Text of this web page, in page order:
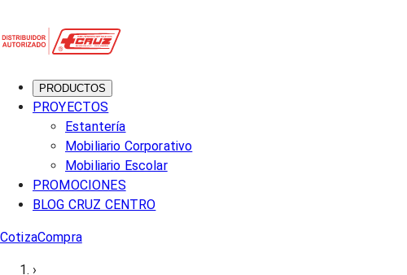
PRODUCTOS
PROYECTOS
Estantería
Mobiliario Corporativo
Mobiliario Escolar
PROMOCIONES
BLOG CRUZ CENTRO
CotizaCompra
›